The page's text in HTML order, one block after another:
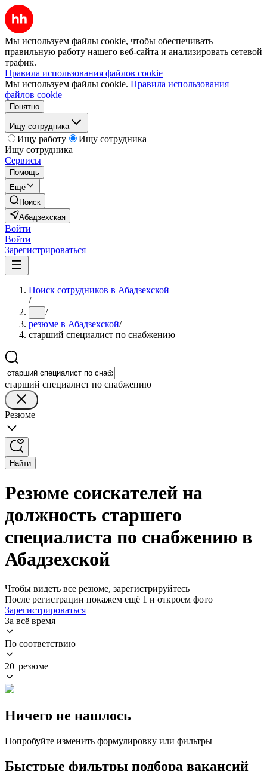
Мы используем файлы cookie, чтобы обеспечивать
правильную работу нашего веб-сайта и анализировать сетевой
трафик.
Правила использования файлов cookie
Мы используем файлы cookie. Правила использования
файлов cookie
Понятно
Ищу сотрудника
Ищу работу
Ищу сотрудника
Ищу сотрудника
Сервисы
Помощь
Ещё
Поиск
Абадзехская
Войти
Войти
Зарегистрироваться
Поиск сотрудников в Абадзехской
/
... /
резюме в Абадзехской/
старший специалист по снабжению
старший специалист по снабжению
Резюме
Найти
Резюме соискателей на
должность старшего
специалиста по снабжению в
Абадзехской
Чтобы видеть все резюме, зарегистрируйтесь
После регистрации покажем ещё 1 и откроем фото
Зарегистрироваться
За всё время
По соответствию
20 резюме
Ничего не нашлось
Попробуйте изменить формулировку или фильтры
Быстрые фильтры подбора вакансий